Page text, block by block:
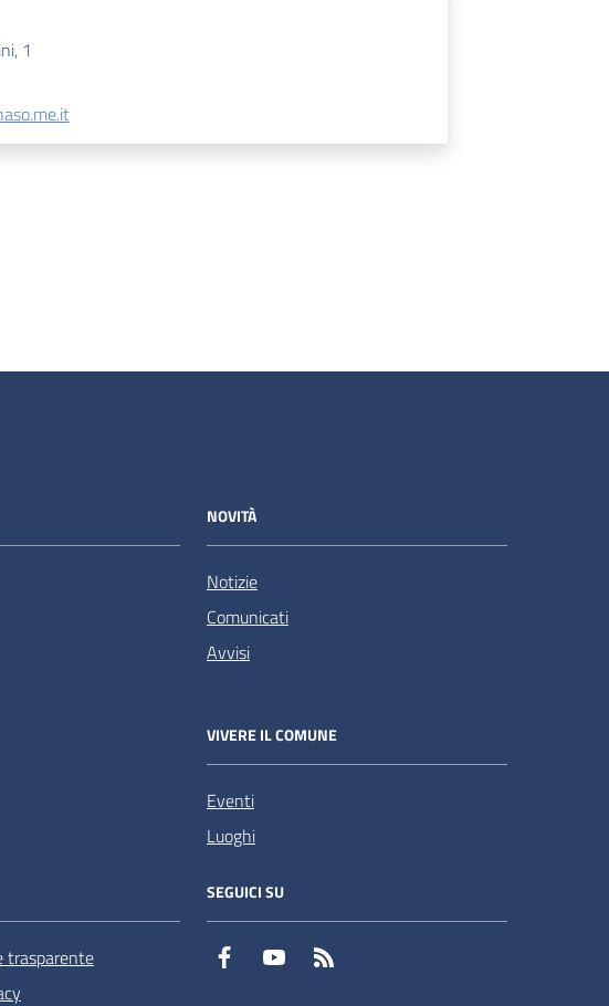
1
NOVITÀ
Notizie
Comunicati
Avvisi
VIVERE IL COMUNE
Eventi
Luoghi
trasparente
SEGUICI SU
Facebook YouTube